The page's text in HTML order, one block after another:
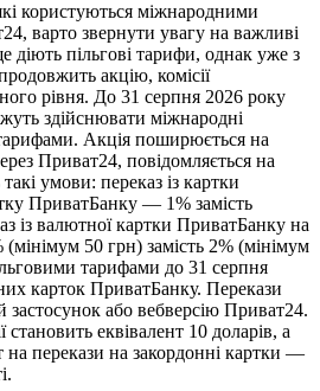
користуються міжнародними
варто звернути увагу на важливі
діють пільгові тарифи, однак уже з
акцію, комісії
рівня. До 31 серпня 2026 року
здійснювати міжнародні
Акція поширюється на
Приват24, повідомляється на
умови: переказ із картки
ПриватБанку — 1% замість
із валютної картки ПриватБанку на
50 грн) замість 2% (мінімум
тарифами до 31 серпня
карток ПриватБанку. Перекази
застосунок або вебверсію Приват24.
становить еквівалент 10 доларів, а
на перекази на закордонні картки —